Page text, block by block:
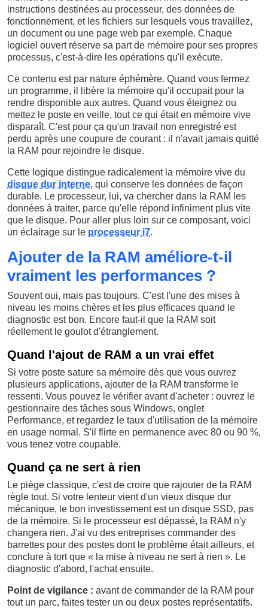
instructions destinées au processeur, des données de
fonctionnement, et les fichiers sur lesquels vous travaillez,
un document ou une page web par exemple. Chaque
logiciel ouvert réserve sa part de mémoire pour ses propres
processus, c'est-à-dire les opérations qu'il exécute.
Ce contenu est par nature éphémère. Quand vous fermez
un programme, il libère la mémoire qu'il occupait pour la
rendre disponible aux autres. Quand vous éteignez ou
mettez le poste en veille, tout ce qui était en mémoire vive
disparaît. C'est pour ça qu'un travail non enregistré est
perdu après une coupure de courant : il n'avait jamais quitté
la RAM pour rejoindre le disque.
Cette logique distingue radicalement la mémoire vive du
disque dur interne, qui conserve les données de façon
durable. Le processeur, lui, va chercher dans la RAM les
données à traiter, parce qu'elle répond infiniment plus vite
que le disque. Pour aller plus loin sur ce composant, voici
un éclairage sur le processeur i7.
Ajouter de la RAM améliore-t-il
vraiment les performances ?
Souvent oui, mais pas toujours. C'est l'une des mises à
niveau les moins chères et les plus efficaces quand le
diagnostic est bon. Encore faut-il que la RAM soit
réellement le goulot d'étranglement.
Quand l'ajout de RAM a un vrai effet
Si votre poste sature sa mémoire dès que vous ouvrez
plusieurs applications, ajouter de la RAM transforme le
ressenti. Vous pouvez le vérifier avant d'acheter : ouvrez le
gestionnaire des tâches sous Windows, onglet
Performance, et regardez le taux d'utilisation de la mémoire
en usage normal. S'il flirte en permanence avec 80 ou 90 %,
vous tenez votre coupable.
Quand ça ne sert à rien
Le piège classique, c'est de croire que rajouter de la RAM
règle tout. Si votre lenteur vient d'un vieux disque dur
mécanique, le bon investissement est un disque SSD, pas
de la mémoire. Si le processeur est dépassé, la RAM n'y
changera rien. J'ai vu des entreprises commander des
barrettes pour des postes dont le problème était ailleurs, et
conclure à tort que « la mise à niveau ne sert à rien ». Le
diagnostic d'abord, l'achat ensuite.
Point de vigilance : avant de commander de la RAM pour
tout un parc, faites tester un ou deux postes représentatifs.